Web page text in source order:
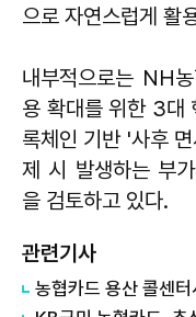
으로 자연스럽게 활
내부적으로는 NH
용 확대를 위한 3대
록체인 기반 '사후
제 시 발생하는 부
을 검토하고 있다.
관련기사
농협카드 용산 콜센